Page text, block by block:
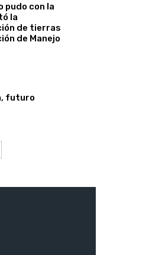
pudo con la
la
de tierras
de Manejo
futuro